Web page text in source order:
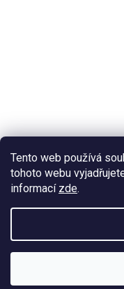
Tento web používá
tohoto webu
informací zde.